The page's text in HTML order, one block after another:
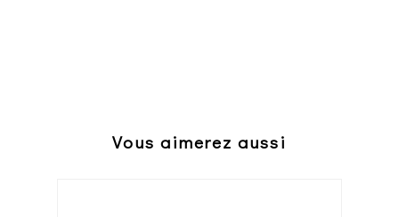
Vous aimerez aussi